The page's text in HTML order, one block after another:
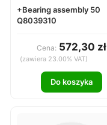
+Bearing assembly 50
Q8039310
Cena: 572,30 zł
(zawiera 23.00% VAT)
Do koszyka